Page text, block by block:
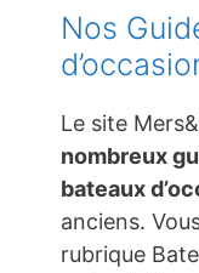
Nos
Le site
nombreux
bateaux
anciens.
rubrique